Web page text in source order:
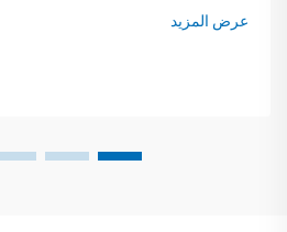
خمس خطوات حرجة...
عرض المزيد